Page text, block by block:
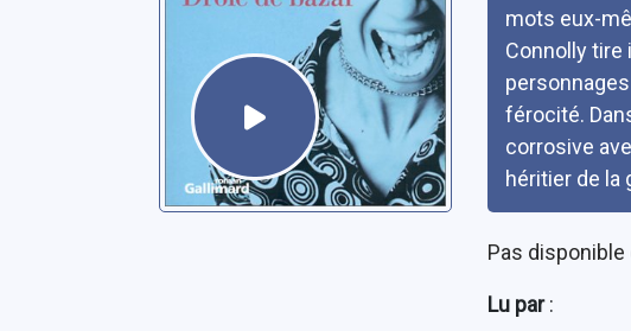
mots eux-
Connolly tire
férocité.
corrosive
héritier de la
Pas disponible
Lu par: